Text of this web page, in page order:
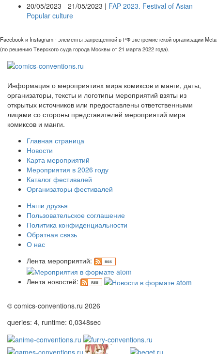
20/05/2023 - 21/05/2023 | FAP 2023. Festival of Asian
Popular culture
Facebook и Instagram - элементы запрещённой в РФ экстремистской организации Meta
(по решению Тверского суда города Москвы от 21 марта 2022 года).
Информация о мероприятиях мира комиксов и манги, даты,
организаторы, тексты и логотипы мероприятий взяты из
открытых источников или предоставлены ответственными
лицами со стороны представителей мероприятий мира
комиксов и манги.
Главная страница
Новости
Карта мероприятий
Мероприятия в 2026 году
Каталог фестивалей
Организаторы фестивалей
Наши друзья
Пользовательское соглашение
Политика конфиденциальности
Обратная связь
О нас
Лента мероприятий:
Лента новостей:
© comics-conventions.ru 2026
queries: 4, runtime: 0,0348sec